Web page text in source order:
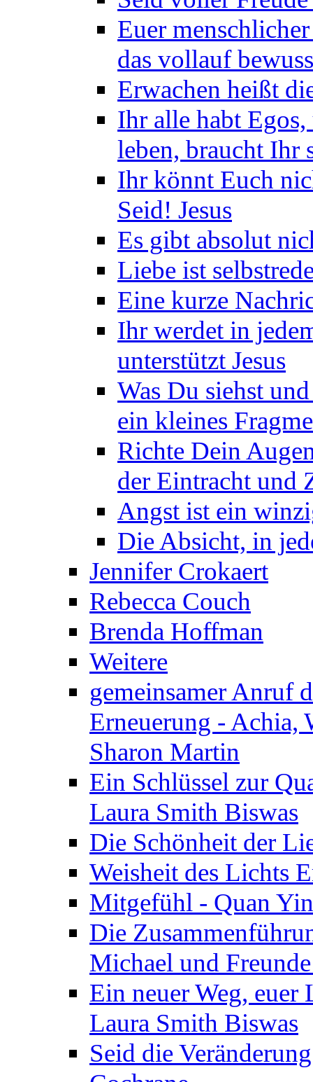
Euer
das vollauf
Erwachen heißt
Ihr alle habt
leben, braucht Ihr
Ihr könnt Euch
Seid! Jesus
Es gibt absolut
Liebe ist
Eine kurze
Ihr werdet in
unterstützt Jesus
Was Du siehst
ein kleines
Richte Dein
der Eintracht und
Angst ist ein
Die Absicht, in
Jennifer Crokaert
Rebecca Couch
Brenda Hoffman
Weitere
gemeinsamer Anruf
Erneuerung - Achia,
Sharon Martin
Ein Schlüssel zur
Laura Smith Biswas
Die Schönheit der
Weisheit des Lichts
Mitgefühl - Quan
Die
Michael und
Ein neuer Weg, euer
Laura Smith Biswas
Seid die